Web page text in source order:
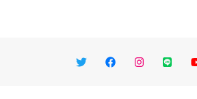
TwitterFacebookInstagram
LINE